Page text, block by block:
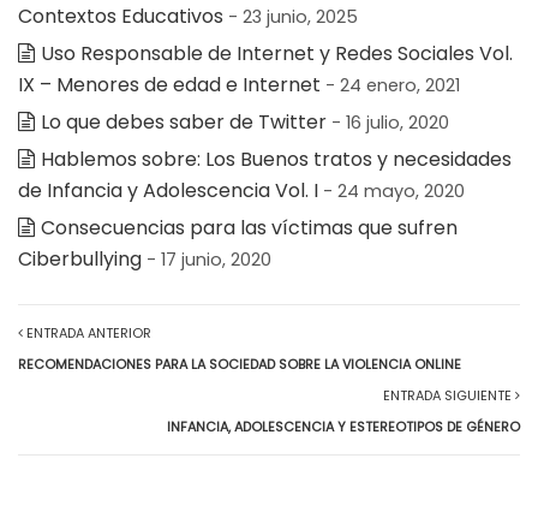
Contextos Educativos - 23 junio, 2025
Uso Responsable de Internet y Redes Sociales Vol.
IX – Menores de edad e Internet - 24 enero, 2021
Lo que debes saber de Twitter - 16 julio, 2020
Hablemos sobre: Los Buenos tratos y necesidades
de Infancia y Adolescencia Vol. I - 24 mayo, 2020
Consecuencias para las víctimas que sufren
Ciberbullying - 17 junio, 2020
ENTRADA ANTERIOR
RECOMENDACIONES PARA LA SOCIEDAD SOBRE LA VIOLENCIA ONLINE
ENTRADA SIGUIENTE
INFANCIA, ADOLESCENCIA Y ESTEREOTIPOS DE GÉNERO